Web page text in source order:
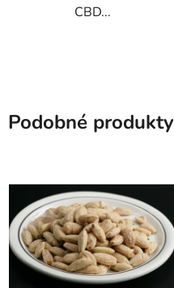
CBD...
Podobné produkty